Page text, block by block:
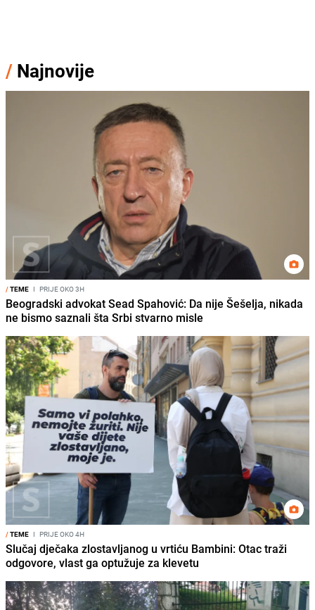
/ Najnovije
/TEME I PRIJE OKO 3H
Beogradski advokat Sead Spahović: Da nije Šešelja, nikada
ne bismo saznali šta Srbi stvarno misle
/TEME I PRIJE OKO 4H
Slučaj dječaka zlostavljanog u vrtiću Bambini: Otac traži
odgovore, vlast ga optužuje za klevetu